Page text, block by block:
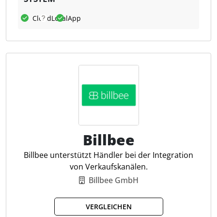
Mit Flowers können Nutzer ihre Arbeitsprozesse
zum Vertragsmanagement. Für Steuerkanzleien
bietet die Plattform spezifische Vorteile, indem sie
die digitale Rechnungsfreigabe optimiert und so Zeit
flexibel an verschiedene Geschäftsanforderungen an
und unterstützt Unternehmen bei der Skalierung
ihrer digitalen Prozesse.
Workflow Builder
Berechtigungen und Compliance
Automatische Datenfreigabe
Dynamische E-Mails
Aktivitätenprotokoll
CloudLokalApp
Billbee
Billbee unterstützt Händler bei der Integration
von Verkaufskanälen.
Billbee GmbH
VERGLEICHEN